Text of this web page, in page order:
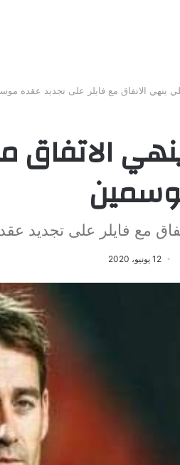
ينهي الاتفاق مع فايلر على تجديد عقده
الاتفاق
مع فايلر على تجديد
12 يونيو، 2020